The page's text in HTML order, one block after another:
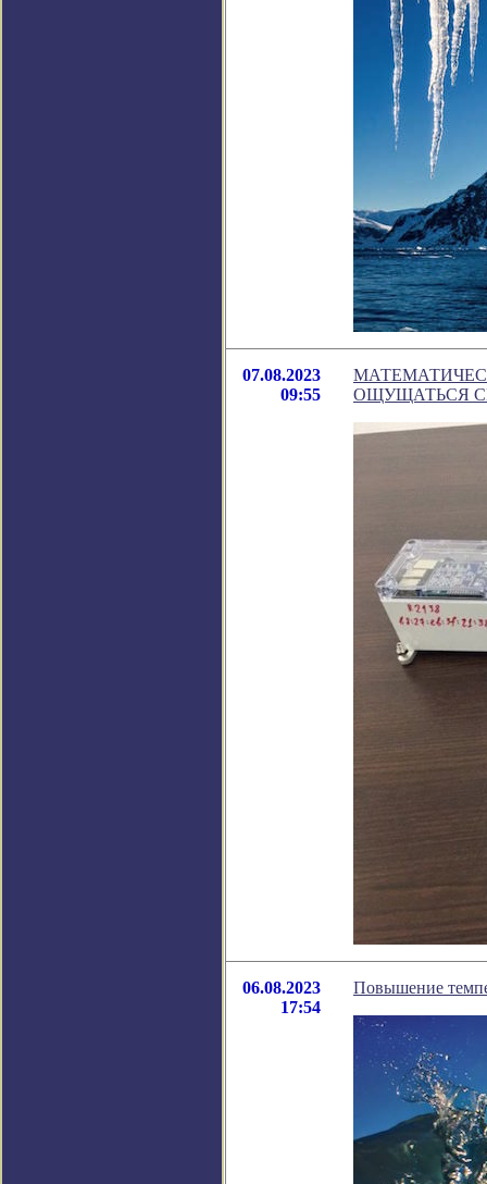
07.08.2023
09:55
ОЩУЩАТЬСЯ
06.08.2023
17:54
Повышение